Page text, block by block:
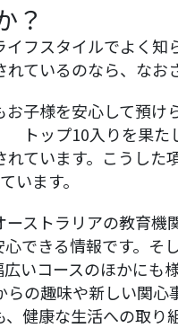
？
フスタイルでよく
ているのなら、なお
子様を安心して預
トップ10入りを果
ています。こうし
います。
ストラリアの教育
できる情報です。
いコースのほかに
の趣味や新しい関
健康な生活への取り